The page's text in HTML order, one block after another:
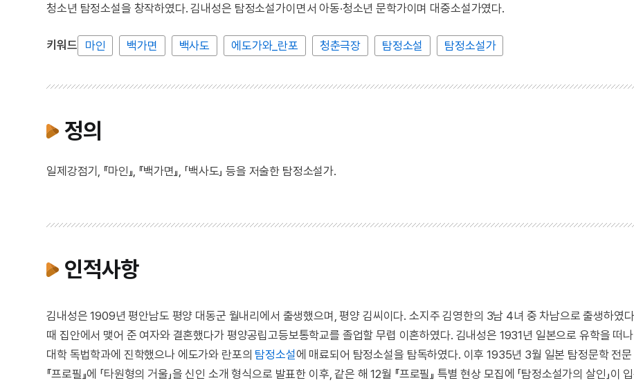
청소년 탐정소설을 창작하였다. 김내성은 탐정소설가이면서 아동·청소년 문학가이며 대중소설가였다.
키워드 마인 백가면 백사도 에도가와_란포 청춘극장 탐정소설 탐정소설가
정의
일제강점기, 『마인』, 『백가면』, 「백사도」 등을 저술한 탐정소설가.
인적사항
김내성은 1909년 평안남도 평양 대동군 월내리에서 출생했으며, 평양 김씨이다. 소지주 김영한의 3남 4녀 중 차남으로 출생하였
때 집안에서 맺어 준 여자와 결혼했다가 평양공립고등보통학교를 졸업할 무렵 이혼하였다. 김내성은 1931년 일본으로 유학을 떠
대학 독법학과에 진학했으나 에도가와 란포의 탐정소설에 매료되어 탐정소설을 탐독하였다. 이후 1935년 3월 일본 탐정문학 전문
『프로필』에 「타원형의 거울」을 신인 소개 형식으로 발표한 이후, 같은 해 12월 『프로필』 특별 현상 모집에 「탐정소설가의 살인」이